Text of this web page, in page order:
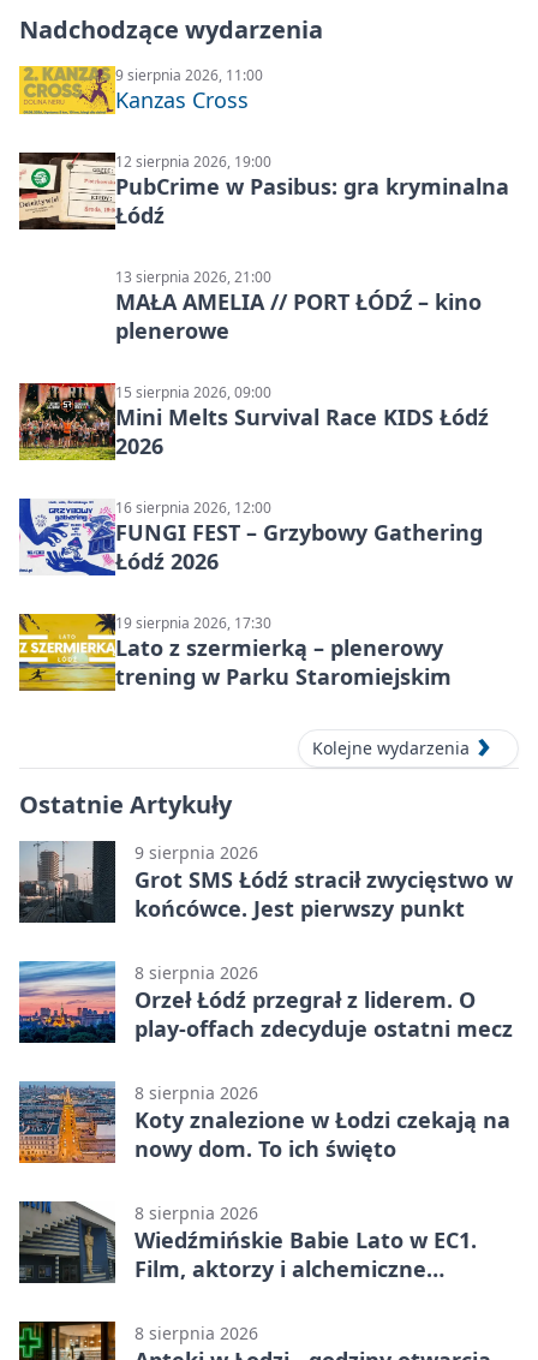
Nadchodzące wydarzenia
9 sierpnia 2026, 11:00
Kanzas Cross
12 sierpnia 2026, 19:00
PubCrime w Pasibus: gra kryminalna
Łódź
13 sierpnia 2026, 21:00
MAŁA AMELIA // PORT ŁÓDŹ – kino
plenerowe
15 sierpnia 2026, 09:00
Mini Melts Survival Race KIDS Łódź
2026
16 sierpnia 2026, 12:00
FUNGI FEST – Grzybowy Gathering
Łódź 2026
19 sierpnia 2026, 17:30
Lato z szermierką – plenerowy
trening w Parku Staromiejskim
Kolejne wydarzenia
Ostatnie Artykuły
9 sierpnia 2026
Grot SMS Łódź stracił zwycięstwo w
końcówce. Jest pierwszy punkt
8 sierpnia 2026
Orzeł Łódź przegrał z liderem. O
play-offach zdecyduje ostatni mecz
8 sierpnia 2026
Koty znalezione w Łodzi czekają na
nowy dom. To ich święto
8 sierpnia 2026
Wiedźmińskie Babie Lato w EC1.
Film, aktorzy i alchemiczne
8 sierpnia 2026